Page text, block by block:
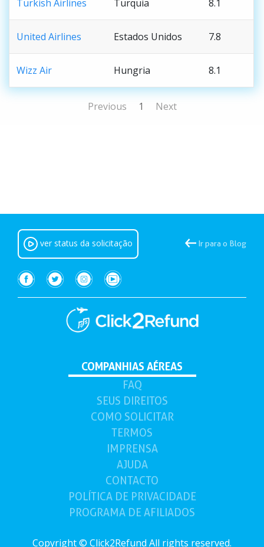
Turkish Airlines Turquia 8.1
United Airlines Estados Unidos 7.8
Wizz Air Hungria 8.1
Previous 1 Next
ver status da solicitação Ir para o Blog
COMPANHIAS AÉREAS
FAQ(current)
SEUS DIREITOS
COMO SOLICITAR
TERMOS
IMPRENSA
AJUDA
CONTACTO
POLÍTICA DE PRIVACIDADE
PROGRAMA DE AFILIADOS
Copyright © Click2Refund All rights reserved.